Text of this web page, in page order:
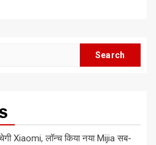
Xiaomi, लॉन्च किया नया Mijia सब-